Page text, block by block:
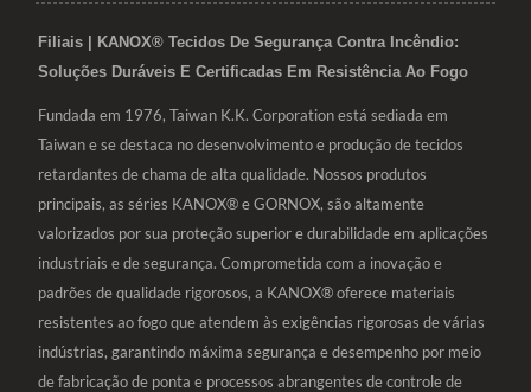
Filiais | KANOX® Tecidos De Segurança Contra Incêndio:
Soluções Duráveis E Certificadas Em Resistência Ao Fogo
Fundada em 1976, Taiwan K.K. Corporation está sediada em
Taiwan e se destaca no desenvolvimento e produção de tecidos
retardantes de chama de alta qualidade. Nossos produtos
principais, as séries KANOX® e GORNOX, são altamente
valorizados por sua proteção superior e durabilidade em aplicações
industriais e de segurança. Comprometida com a inovação e
padrões de qualidade rigorosos, a KANOX® oferece materiais
resistentes ao fogo que atendem às exigências rigorosas de várias
indústrias, garantindo máxima segurança e desempenho por meio
de fabricação de ponta e processos abrangentes de controle de